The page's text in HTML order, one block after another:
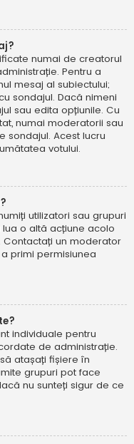
numai de creatorul
Pentru a
mesaj al subiectului;
sondajul. Dacă nimeni
sau edita opțiunile. Cu
numai moderatorii sau
sondajul. Acest lucru
votului.
utilizatori sau grupuri
lua o altă acțiune acolo
un moderator
primi permisiunea
individuale pentru
de administrație.
atașați fișiere în
grupuri pot face
nu sunteți sigur de ce